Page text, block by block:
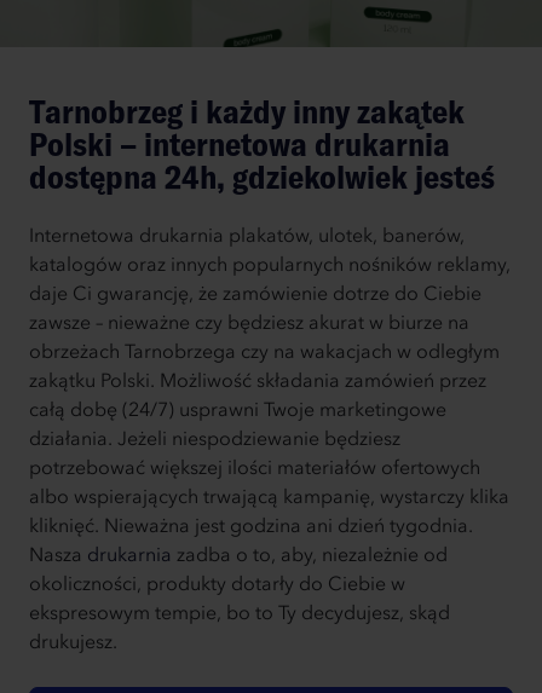
Tarnobrzeg i każdy inny zakątek
Polski – internetowa drukarnia
dostępna 24h, gdziekolwiek jesteś
Internetowa drukarnia plakatów, ulotek, banerów,
katalogów oraz innych popularnych nośników reklamy,
daje Ci gwarancję, że zamówienie dotrze do Ciebie
zawsze – nieważne czy będziesz akurat w biurze na
obrzeżach Tarnobrzega czy na wakacjach w odległym
zakątku Polski. Możliwość składania zamówień przez
całą dobę (24/7) usprawni Twoje marketingowe
działania. Jeżeli niespodziewanie będziesz
potrzebować większej ilości materiałów ofertowych
albo wspierających trwającą kampanię, wystarczy klika
kliknięć. Nieważna jest godzina ani dzień tygodnia.
Nasza drukarnia zadba o to, aby, niezależnie od
okoliczności, produkty dotarły do Ciebie w
ekspresowym tempie, bo to Ty decydujesz, skąd
drukujesz.